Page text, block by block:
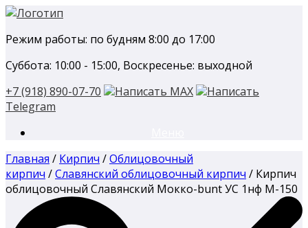
Перейти
содержанию
Режим работы: по будням 8:00 до 17:00
Суббота: 10:00 - 15:00, Воскресенье: выходной
+7 (918) 890-07-70
Написать MAX
Написать
Telegram
Главная / Кирпич /Облицовочный
кирпич /Славянский облицовочный кирпич / Кирпич
облицовочный Славянский Мокко-bunt УС 1нф М-150